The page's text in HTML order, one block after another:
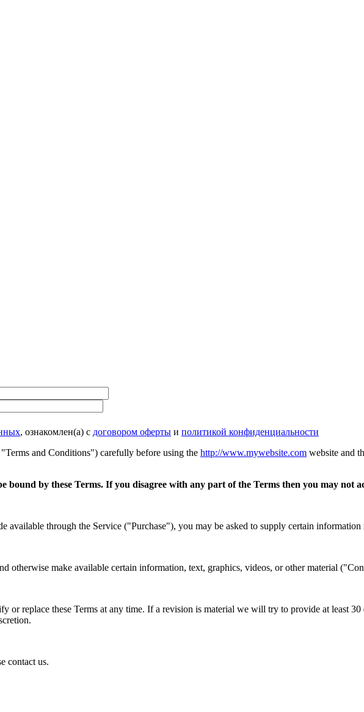
, ознакомлен(а) с договором оферты и политикой конфиденциальности
and Conditions") carefully before using the http://www.mywebsite.com website and
bound by these Terms. If you disagree with any part of the Terms then you may not
available through the Service ("Purchase"), you may be asked to supply certain
otherwise make available certain information, text, graphics, videos, or other material
or replace these Terms at any time. If a revision is material we will try to provide at least
contact us.